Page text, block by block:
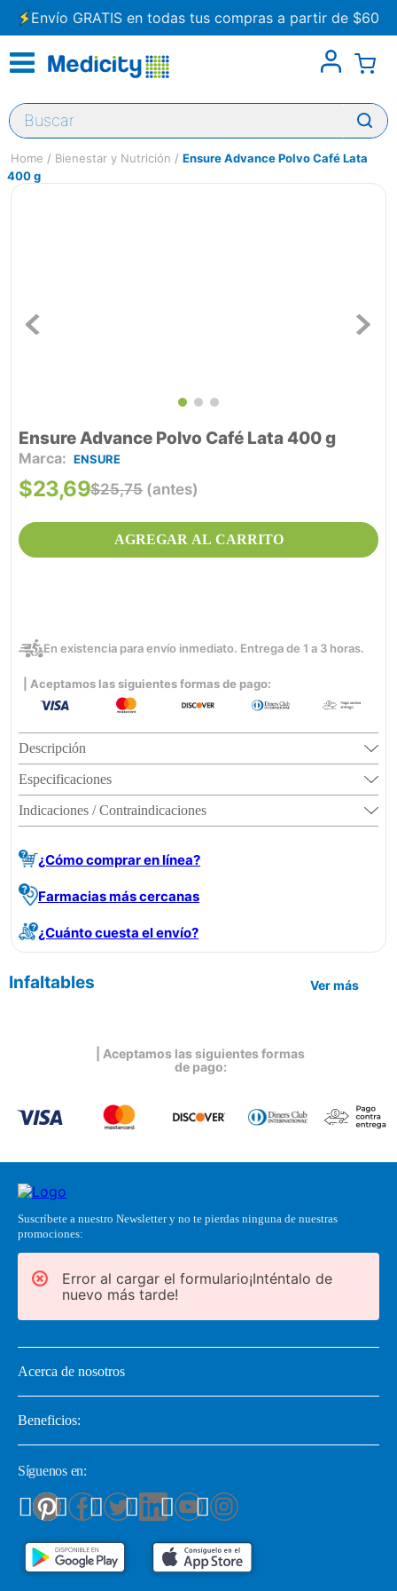
Envío GRATIS en todas tus compras a partir de $60
Buscar
Bienestar y Nutrición
Ensure Advance Polvo Café Lata
400 g
Ensure Advance Polvo Café Lata 400 g
ENSURE
$25,75 (antes)
$23,69
AGREGAR AL CARRITO
En existencia para envío inmediato. Entrega de 1 a 3 horas.
| Aceptamos las siguientes formas de pago:
Descripción
Especificaciones
Indicaciones / Contraindicaciones
¿Cómo comprar en línea?
Farmacias más cercanas
¿Cuánto cuesta el envío?
Infaltables Ver más
| Aceptamos las siguientes formas
de pago:
Suscríbete a nuestro Newsletter y no te pierdas ninguna de nuestras
promociones:
Error al cargar el formulario¡Inténtalo de
nuevo más tarde!
Acerca de nosotros
Beneficios:
Síguenos en: